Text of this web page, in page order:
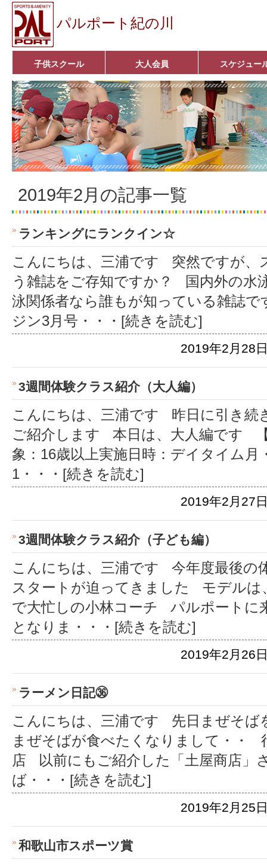
パルポート紀の川
子供スクール
ベビーコース
幼児コース
小学生コース
育成コース
選手コース
キッズパーク(体操教室)
子どもダンス教室
■入会案内■
大人会員
アクア悠々クラブ
いきいきコース
■入会案内■
スケジュー
2019年2月の記事一覧
ランキングにランクイン☆
こんにちは、三浦です 突然ですが、
う雑誌をご存知ですか？ 国内外の水
泳関係者なら誰もが知っている雑誌
ジン3月号 ・・・[続きを読む]
2019年2月28
3週間体験クラス紹介（大人編）
こんにちは、三浦です 昨日に引き続
ご紹介します 本日は、大人編です
象：16歳以上実施日時：デイタイム月
1 ・・・[続きを読む]
2019年2月27
3週間体験クラス紹介（子ども編）
こんにちは、三浦です 今年度最後の
スタートが迫ってきました モデルは
で大忙しの小林コーチ パルポートに
となりま
・・・[続きを読む]
2019年2月26
ラーメン日記㊱
こんにちは、三浦です 先日まぜそば
まぜそばが食べたくなりまして・・
店 以前にもご紹介した「土屋商店
ば ・・・[続きを読む]
2019年2月25
和歌山市スポーツ賞